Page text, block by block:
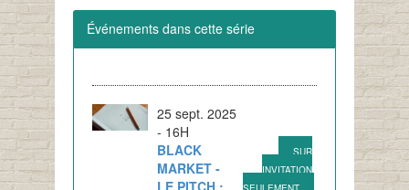
Événements dans cette série
25 sept. 2025
- 16H
BLACK
MARKET -
SUR
INVITATION